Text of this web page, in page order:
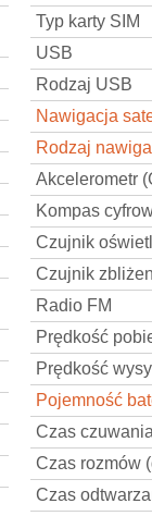
Typ karty SIM
USB
Rodzaj USB
Nawigacja
Rodzaj
Akcelerometr
Kompas
Czujnik
Czujnik
Radio FM
Prędkość
Prędkość
Pojemność
Czas
Czas rozmów
Czas